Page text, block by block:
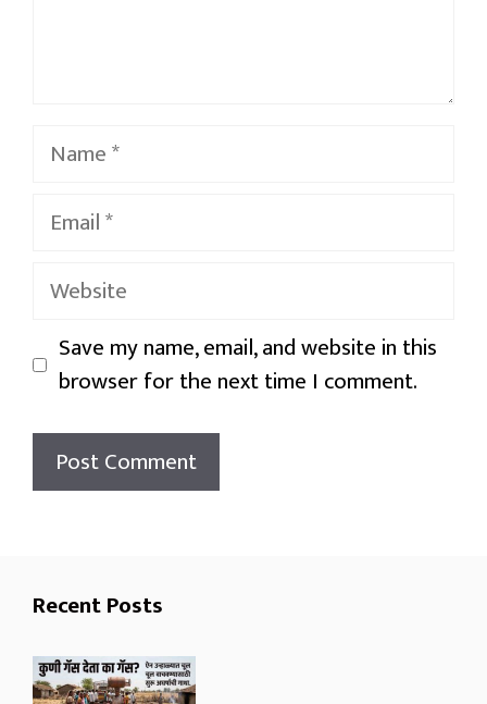
Name
Email
Website
Save my name, email, and website in this
browser for the next time I comment.
Recent Posts